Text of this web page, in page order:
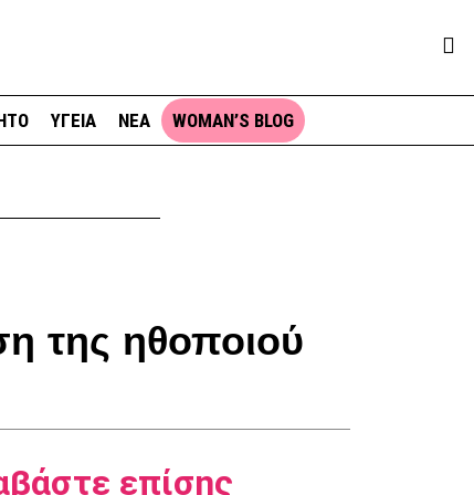
ΥΓΕΙΑ ΝΕΑ WOMAN’S BLOG
της ηθοποιού
επίσης